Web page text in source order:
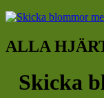
ALLA
Skicka